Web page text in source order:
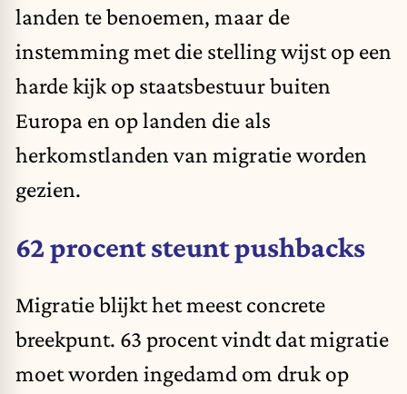
landen te benoemen, maar de
instemming met die stelling wijst op een
harde kijk op staatsbestuur buiten
Europa en op landen die als
herkomstlanden van migratie worden
gezien.
62 procent steunt pushbacks
Migratie blijkt het meest concrete
breekpunt. 63 procent vindt dat migratie
moet worden ingedamd om druk op